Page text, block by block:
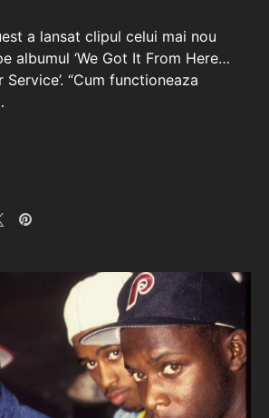
a lansat clipul celui mai nou
albumul ‘We Got It From Here…
“Cum functioneaza